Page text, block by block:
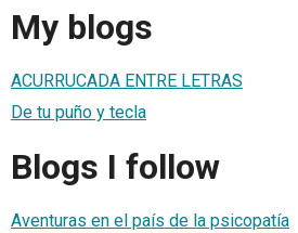
My blogs
ACURRUCADA ENTRE LETRAS
De tu puño y tecla
Blogs I follow
Aventuras en el país de la psicopatía